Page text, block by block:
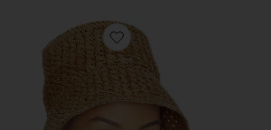
Favorite JONAH バケットハット